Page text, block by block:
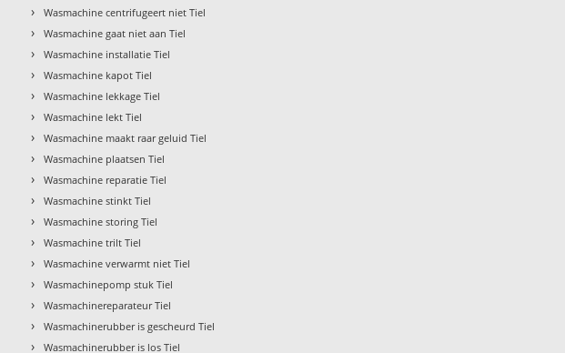
› Wasmachine centrifugeert niet Tiel
› Wasmachine gaat niet aan Tiel
› Wasmachine installatie Tiel
› Wasmachine kapot Tiel
› Wasmachine lekkage Tiel
› Wasmachine lekt Tiel
› Wasmachine maakt raar geluid Tiel
› Wasmachine plaatsen Tiel
› Wasmachine reparatie Tiel
› Wasmachine stinkt Tiel
› Wasmachine storing Tiel
› Wasmachine trilt Tiel
› Wasmachine verwarmt niet Tiel
› Wasmachinepomp stuk Tiel
› Wasmachinereparateur Tiel
› Wasmachinerubber is gescheurd Tiel
› Wasmachinerubber is los Tiel